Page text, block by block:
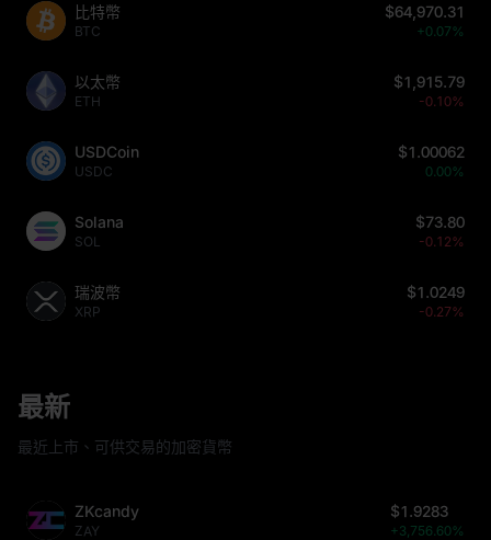
比特幣
BTC
$64,970.31
+0.07%
以太幣
ETH
$1,915.79
-0.10%
USDCoin
USDC
$1.00062
0.00%
Solana
SOL
$73.80
-0.12%
瑞波幣
XRP
$1.0249
-0.27%
最新
最近上市、可供交易的加密貨幣
ZKcandy
ZAY
$1.9283
+3,756.60%